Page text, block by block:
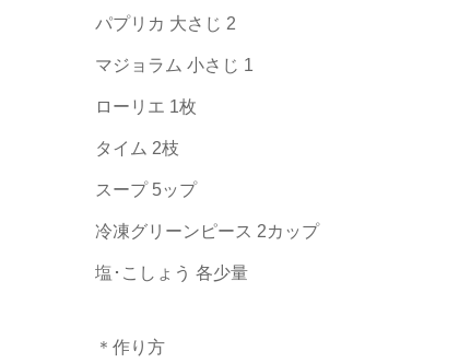
パプリカ 大さじ 2
マジョラム 小さじ 1
ローリエ 1枚
タイム 2枝
スープ 5ップ
冷凍グリーンピース 2カップ
塩･こしょう 各少量
＊作り方